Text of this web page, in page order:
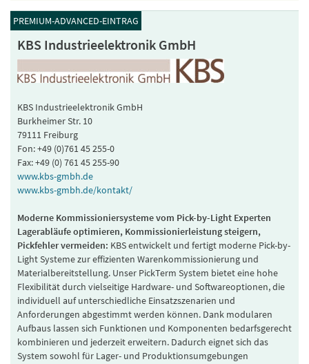
PREMIUM-ADVANCED-EINTRAG
KBS Industrieelektronik GmbH
KBS Industrieelektronik GmbH
Burkheimer Str. 10
79111 Freiburg
Fon: +49 (0)761 45 255-0
Fax: +49 (0) 761 45 255-90
www.kbs-gmbh.de
www.kbs-gmbh.de/kontakt/
Moderne Kommissioniersysteme vom Pick-by-Light Experten
Lagerabläufe optimieren, Kommissionierleistung steigern,
Pickfehler vermeiden: KBS entwickelt und fertigt moderne Pick-by-
Light Systeme zur effizienten Warenkommissionierung und
Materialbereitstellung. Unser PickTerm System bietet eine hohe
Flexibilität durch vielseitige Hardware- und Softwareoptionen, die
individuell auf unterschiedliche Einsatzszenarien und
Anforderungen abgestimmt werden können. Dank modularen
Aufbaus lassen sich Funktionen und Komponenten bedarfsgerecht
kombinieren und jederzeit erweitern. Dadurch eignet sich das
System sowohl für Lager- und Produktionsumgebungen